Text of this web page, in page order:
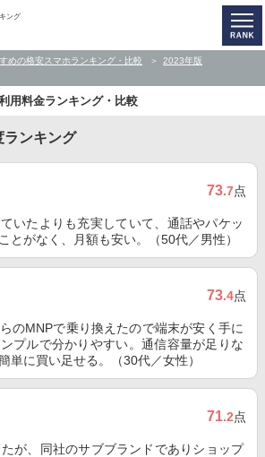
ング
めの格安スマホランキング・比較
2023年版
用料金ランキング・比較
ランキング
73.7点
いたよりも充実していて、通話やパケッ
とがなく、月額も安い。（50代／男性）
73.4点
のMNPで乗り換えたので端末が安く手に
プルで分かりやすい。通信容量が足りな
単に買い足せる。（30代／女性）
71.2点
が、同社のサブブランドでありショップ